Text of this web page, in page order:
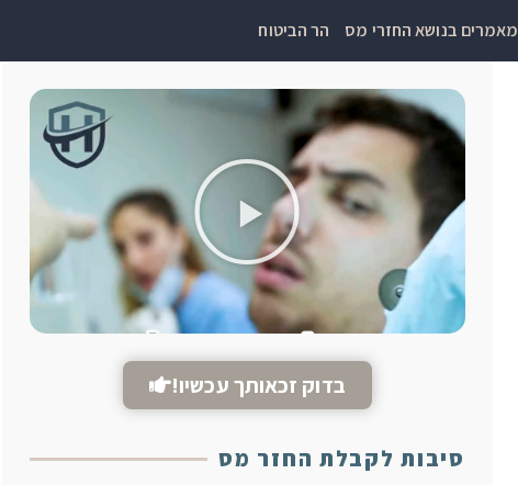
מאמרים בנושא החזרי מס הר הביטוח
בדוק זכאותך עכשיו!
סיבות לקבלת החזר מס